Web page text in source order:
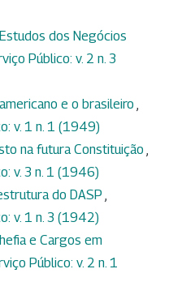
dos Negócios
Público: v. 2 n. 3
e o brasileiro ,
v. 1 n. 1 (1949)
na futura Constituição ,
v. 3 n. 1 (1946)
do DASP ,
v. 1 n. 3 (1942)
e Cargos em
Público: v. 2 n. 1